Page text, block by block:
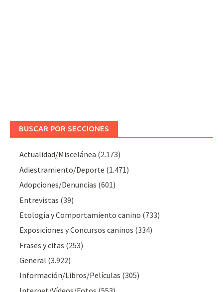
BUSCAR POR SECCIONES
Actualidad/Miscelánea (2.173)
Adiestramiento/Deporte (1.471)
Adopciones/Denuncias (601)
Entrevistas (39)
Etología y Comportamiento canino (733)
Exposiciones y Concursos caninos (334)
Frases y citas (253)
General (3.922)
Información/Libros/Películas (305)